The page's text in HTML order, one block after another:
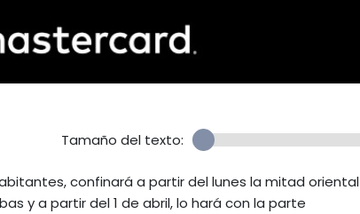
Tamaño del texto:
confinará a partir del lunes la mitad oriental
y a partir del 1 de abril, lo hará con la parte